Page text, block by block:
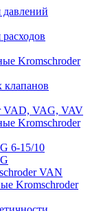
давлений
Kromschroder
клапанов
VAD, VAG, VAV
Kromschroder
6-15/10
VAN
Kromschroder